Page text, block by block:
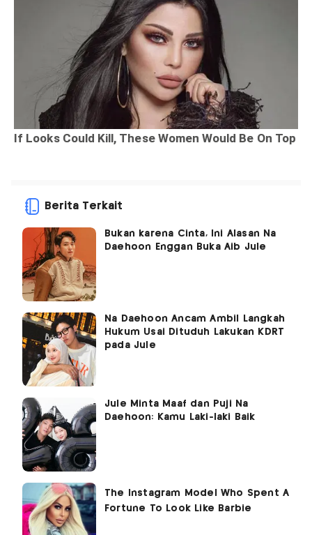
Berita Terkait
Bukan karena Cinta, Ini Alasan Na
Daehoon Enggan Buka Aib Jule
Na Daehoon Ancam Ambil Langkah
Hukum Usai Dituduh Lakukan KDRT
pada Jule
Jule Minta Maaf dan Puji Na
Daehoon: Kamu Laki-laki Baik